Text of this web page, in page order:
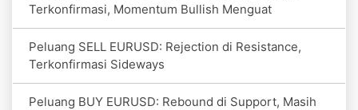
Terkonfirmasi, Momentum Bullish Menguat
Peluang SELL EURUSD: Rejection di Resistance,
Terkonfirmasi Sideways
Peluang BUY EURUSD: Rebound di Support, Masih